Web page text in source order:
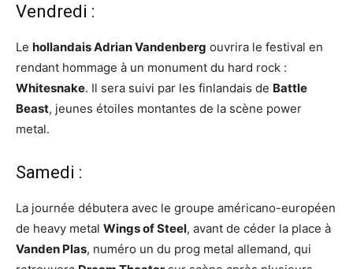
Vendredi :
Le hollandais Adrian Vandenberg ouvrira le festival en
rendant hommage à un monument du hard rock :
Whitesnake. Il sera suivi par les finlandais de Battle
Beast, jeunes étoiles montantes de la scène power
metal.
Samedi :
La journée débutera avec le groupe américano-européen
de heavy metal Wings of Steel, avant de céder la place à
Vanden Plas, numéro un du prog metal allemand, qui